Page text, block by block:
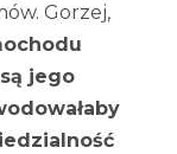
Gorzej,
jego